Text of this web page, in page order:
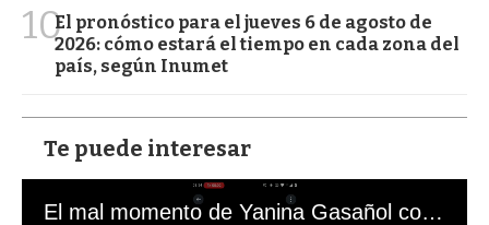
10El pronóstico para el jueves 6 de agosto de
2026: cómo estará el tiempo en cada zona del
país, según Inumet
Te puede interesar
El mal momento de Yanina Gasañol con un hincha argentino en "Subrayado"